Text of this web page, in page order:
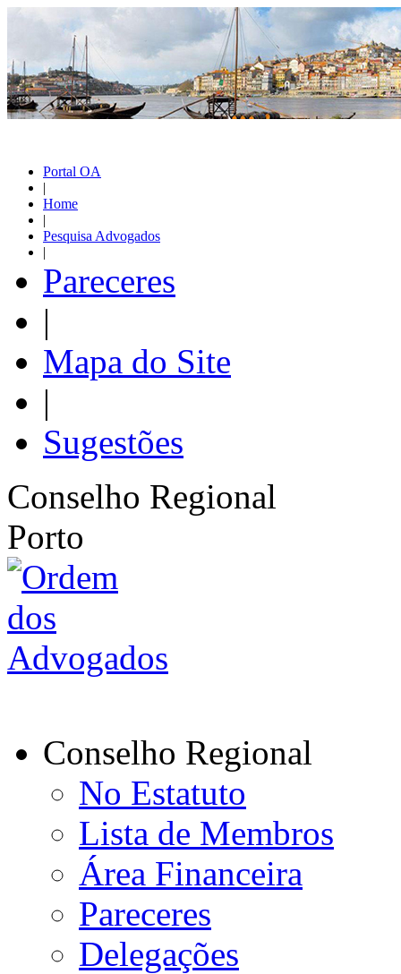
Portal OA
|
Home
|
Pesquisa Advogados
|
Pareceres
|
Mapa do Site
|
Sugestões
Conselho Regional
Porto
Conselho Regional
No Estatuto
Lista de Membros
Área Financeira
Pareceres
Delegações